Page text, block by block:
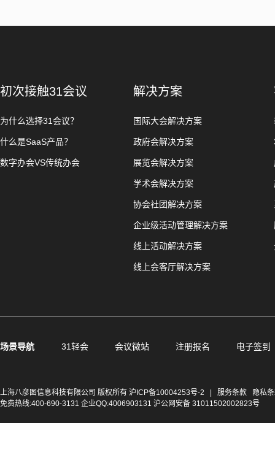
初次接触31会议
为什么选择31会议？
什么是SaaS产品？
数字办会VS传统办会
解决方案
国际大会解决方案
政府会解决方案
展览会解决方案
学术会解决方案
协会社团解决方案
企业级活动管理解决方案
线上活动解决方案
线上会客厅解决方案
场景导航 31轻会 会议微站 注册报名 电子签到
上海八彦图信息科技有限公司 版权所有 沪ICP备10004253号-2 服务条款
隐私
免费热线:400-690-3131 企业QQ:4006903131 沪公网安备 31011502002823号